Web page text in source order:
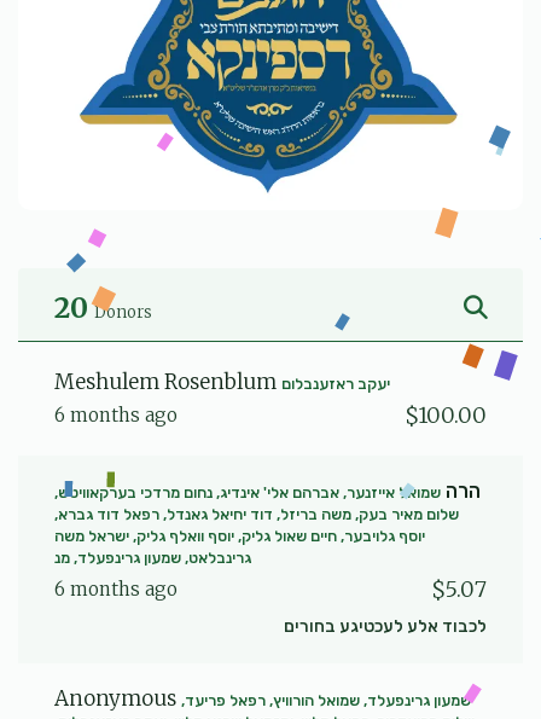
20Donors
Meshulem Rosenblum יעקב ראזענבלום
6 months ago $100.00
הרה שמואל אייזנער, אברהם אלי' אינדיג, נחום מרדכי בערקאוויטש,
שלום מאיר בעק, משה בריזל, דוד יחיאל גאנדל, רפאל דוד גברא,
יוסף גלויבער, חיים שאול גליק, יוסף וואלף גליק, ישראל משה
גרינבלאט, שמעון גרינפעלד, מנ
6 months ago $5.07
לכבוד אלע לעכטיגע בחורים
Anonymous שמעון גרינפעלד, שמואל הורוויץ, רפאל פריעד,